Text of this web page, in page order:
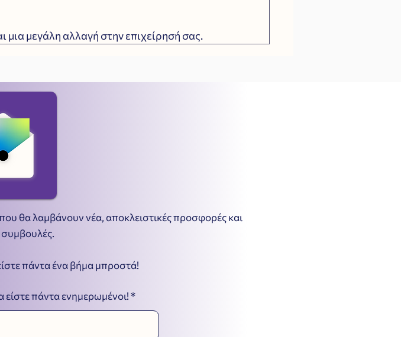
μια μεγάλη αλλαγή στην επιχείρησή σας.
θα λαμβάνουν νέα, αποκλειστικές προσφορές και
συμβουλές.
πάντα ένα βήμα μπροστά!
πάντα ενημερωμένοι!